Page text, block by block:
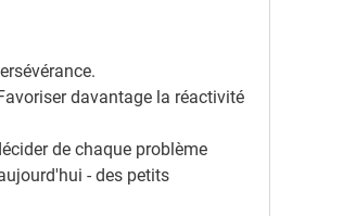
davantage la réactivité
de chaque problème
- des petits